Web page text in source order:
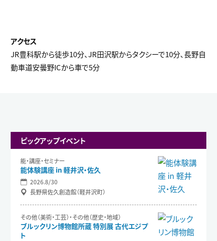
JR豊科駅から徒歩10分、JR田沢駅からタクシーで10分、長野自
動車道安曇野ICから車で5分
ピックアップイベント
能・講座・セミナー
能体験講座 in 軽井沢・佐久
2026.8/30
長野県佐久創造館（軽井沢町）
その他（美術・工芸）・その他（歴史・地域）
ブルックリン博物館所蔵 特別展 古代エジプ
ト